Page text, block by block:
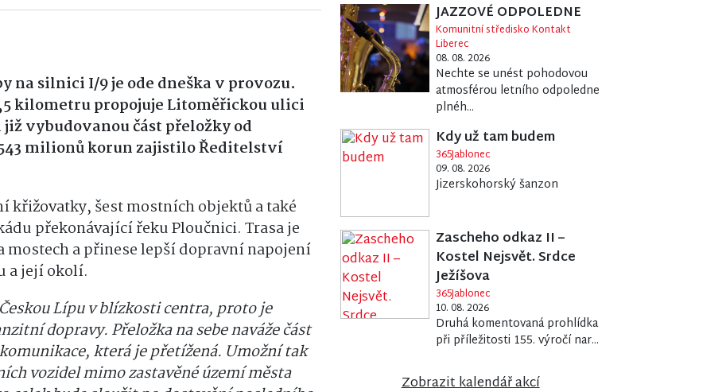
na silnici I/9 je ode dneška v provozu.
kilometru propojuje Litoměřickou ulici
vybudovanou část přeložky od
milionů korun zajistilo Ředitelství
křižovatky, šest mostních objektů a také
překonávající řeku Ploučnici. Trasa je
mostech a přinese lepší dopravní napojení
a její okolí.
Lípu v blízkosti centra, proto je
dopravy. Přeložka na sebe naváže část
která je přetížená. Umožní tak
vozidel mimo zastavěné území města
JAZZOVÉ ODPOLEDNE
Komunitní středisko Kontakt
Liberec
08. 08. 2026
Nechte se unést pohodovou
atmosférou letního odpoledne
plnéh...
Kdy už tam budem
365Jablonec
09. 08. 2026
Jizerskohorský šanzon
Zascheho odkaz II –
Kostel Nejsvět. Srdce
Ježíšova
365Jablonec
10. 08. 2026
Druhá komentovaná prohlídka
při příležitosti 155. výročí nar...
Zobrazit kalendář akcí